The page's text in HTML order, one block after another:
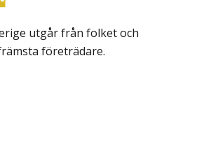
utgår från folket och
företrädare.